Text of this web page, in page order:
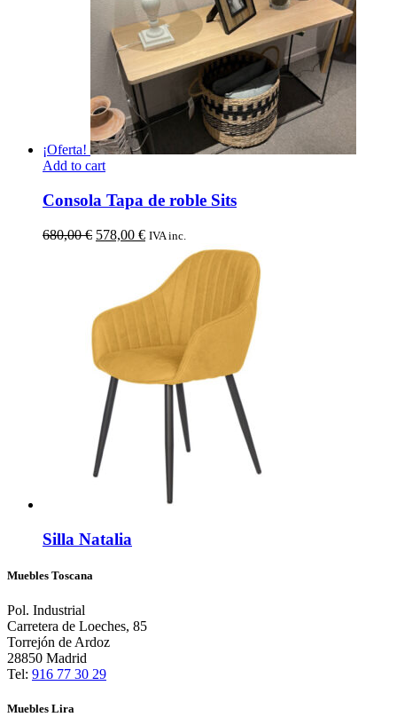
¡Oferta!
Add to cart
Consola Tapa de roble Sits
680,00€ El
680,00 €.
578,00 €El
actual
578,00 €.
IVA inc.
Silla Natalia
Muebles Toscana
Pol. Industrial
Carretera de Loeches, 85
Torrejón de Ardoz
28850 Madrid
Tel: 916 77 30 29
Muebles Lira